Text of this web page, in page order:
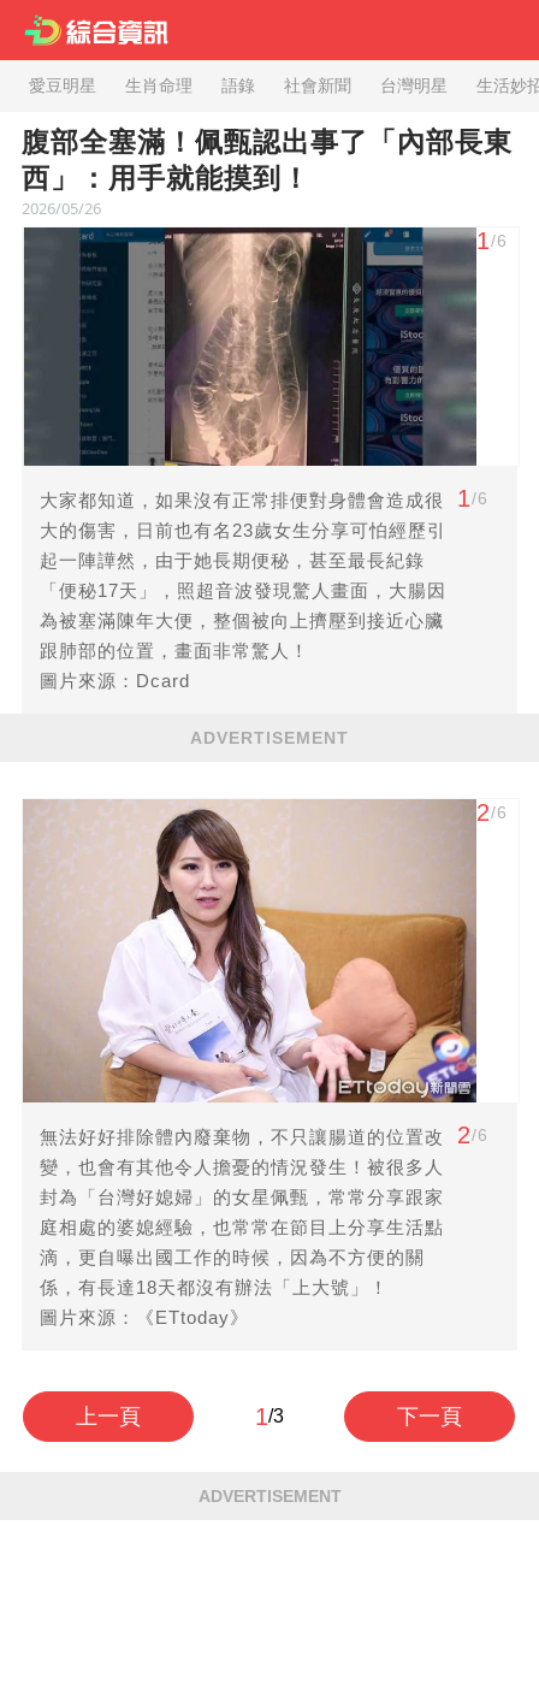
愛豆明星 生肖命理 語錄 社會新聞 台灣明星 生活妙
腹部全塞滿！佩甄認出事了「內部長東
西」：用手就能摸到！
2026/05/26
1/6
大家都知道，如果沒有正常排便對身體會造成很
大的傷害，日前也有名23歲女生分享可怕經歷引
起一陣譁然，由于她長期便秘，甚至最長紀錄
「便秘17天」，照超音波發現驚人畫面，大腸因
為被塞滿陳年大便，整個被向上擠壓到接近心臟
跟肺部的位置，畫面非常驚人！
圖片來源：Dcard
1/6
ADVERTISEMENT
2/6
無法好好排除體內廢棄物，不只讓腸道的位置改
變，也會有其他令人擔憂的情況發生！被很多人
封為「台灣好媳婦」的女星佩甄，常常分享跟家
庭相處的婆媳經驗，也常常在節目上分享生活點
滴，更自曝出國工作的時候，因為不方便的關
係，有長達18天都沒有辦法「上大號」！
圖片來源：《ETtoday》
2/6
上一頁 1/3 下一頁
ADVERTISEMENT